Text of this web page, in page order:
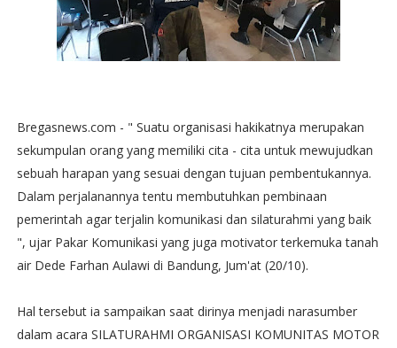
Bregasnews.com - " Suatu organisasi hakikatnya merupakan
sekumpulan orang yang memiliki cita - cita untuk mewujudkan
sebuah harapan yang sesuai dengan tujuan pembentukannya.
Dalam perjalanannya tentu membutuhkan pembinaan
pemerintah agar terjalin komunikasi dan silaturahmi yang baik
", ujar Pakar Komunikasi yang juga motivator terkemuka tanah
air Dede Farhan Aulawi di Bandung, Jum'at (20/10).
Hal tersebut ia sampaikan saat dirinya menjadi narasumber
dalam acara SILATURAHMI ORGANISASI KOMUNITAS MOTOR